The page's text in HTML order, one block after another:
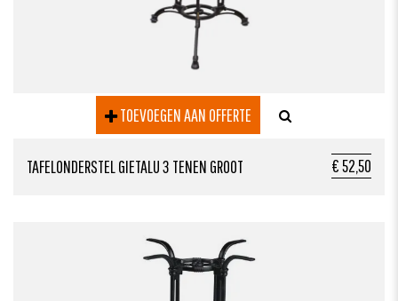
TOEVOEGEN AAN OFFERTE
€ 52,50
TAFELONDERSTEL GIETALU 3 TENEN GROOT